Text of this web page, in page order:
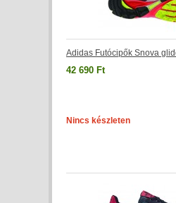
Adidas Futócipők Snova
42 690 Ft
Nincs készleten